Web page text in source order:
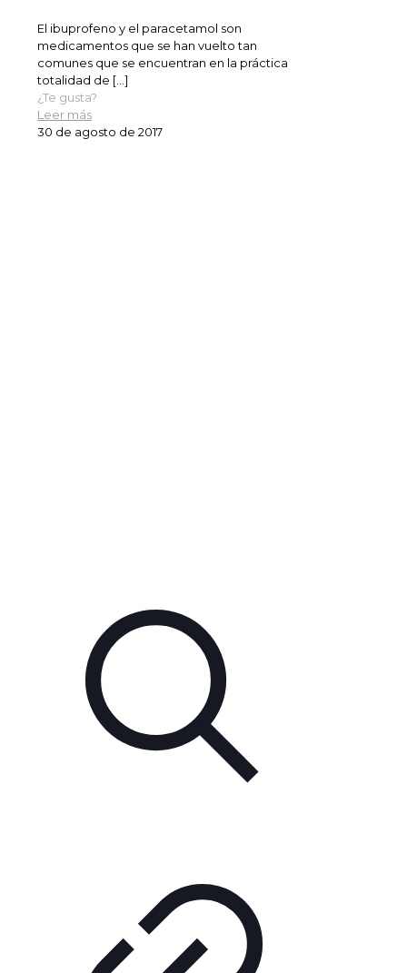
El ibuprofeno y el paracetamol son
medicamentos que se han vuelto tan
comunes que se encuentran en la práctica
totalidad de […]
¿Te gusta?
Leer más
30 de agosto de 2017